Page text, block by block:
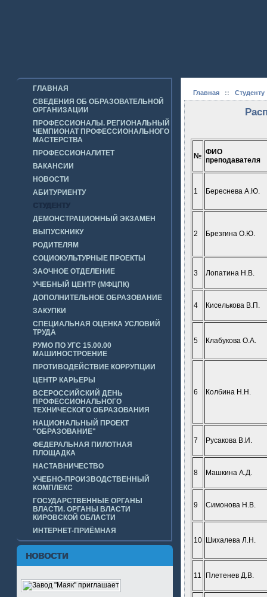
ГЛАВНАЯ
СВЕДЕНИЯ ОБ ОБРАЗОВАТЕЛЬНОЙ
ОРГАНИЗАЦИИ
ПРОФЕССИОНАЛЫ. РЕГИОНАЛЬНЫЙ
ЧЕМПИОНАТ ПРОФЕССИОНАЛЬНОГО
МАСТЕРСТВА
ПРОФЕССИОНАЛИТЕТ
ВАКАНСИИ
НОВОСТИ
АБИТУРИЕНТУ
СТУДЕНТУ
ДЕМОНСТРАЦИОННЫЙ ЭКЗАМЕН
ВЫПУСКНИКУ
РОДИТЕЛЯМ
СОЦИОКУЛЬТУРНЫЕ ПРОЕКТЫ
ЗАОЧНОЕ ОТДЕЛЕНИЕ
УЧЕБНЫЙ ЦЕНТР (МФЦПК)
ДОПОЛНИТЕЛЬНОЕ ОБРАЗОВАНИЕ
ЗАКУПКИ
СПЕЦИАЛЬНАЯ ОЦЕНКА УСЛОВИЙ
ТРУДА
РУМО ПО УГС 15.00.00
МАШИНОСТРОЕНИЕ
ПРОТИВОДЕЙСТВИЕ КОРРУПЦИИ
ЦЕНТР КАРЬЕРЫ
ВСЕРОССИЙСКИЙ ДЕНЬ
ПРОФЕССИОНАЛЬНОГО
ТЕХНИЧЕСКОГО ОБРАЗОВАНИЯ
НАЦИОНАЛЬНЫЙ ПРОЕКТ
"ОБРАЗОВАНИЕ"
ФЕДЕРАЛЬНАЯ ПИЛОТНАЯ
ПЛОЩАДКА
НАСТАВНИЧЕСТВО
УЧЕБНО-ПРОИЗВОДСТВЕННЫЙ
КОМПЛЕКС
ГОСУДАРСТВЕННЫЕ ОРГАНЫ
ВЛАСТИ. ОРГАНЫ ВЛАСТИ
КИРОВСКОЙ ОБЛАСТИ
ИНТЕРНЕТ-ПРИЁМНАЯ
НОВОСТИ
Главная:: Студенту
№ ФИО
преподавателя
1 Береснева А.Ю.
2 Брезгина О.Ю.
3 Лопатина Н.В.
4 Киселькова В.П.
5 Клабукова О.А.
6 Колбина Н.Н.
7 Русакова В.И.
8 Машкина А.Д.
9 Симонова Н.В.
10 Шихалева Л.Н.
11 Плетенев Д.В.